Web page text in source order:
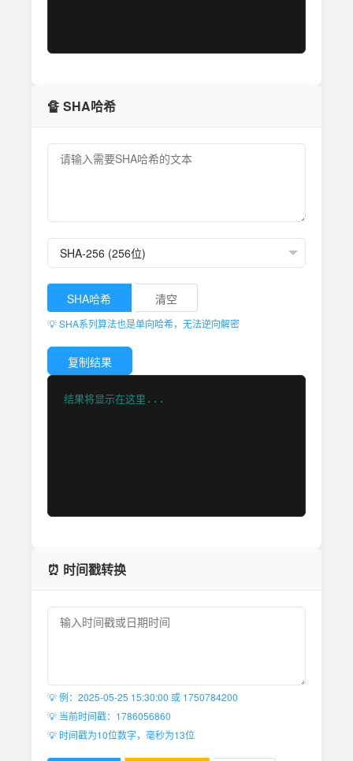
🔏 SHA哈希
SHA哈希 清空
💡 SHA系列算法也是单向哈希，无法逆向解密
复制结果
结果将显示在这里...
⏰ 时间戳转换
💡 例：2025-05-25 15:30:00 或 1750784200
💡 当前时间戳： 1786056860
💡 时间戳为10位数字，毫秒为13位